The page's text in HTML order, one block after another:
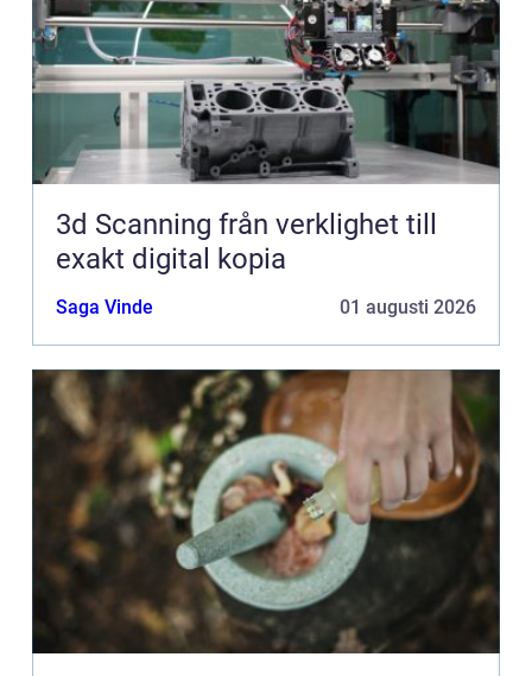
3d Scanning från verklighet till
exakt digital kopia
Saga Vinde 01 augusti 2026